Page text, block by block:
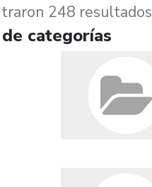
248 resultados
categorías